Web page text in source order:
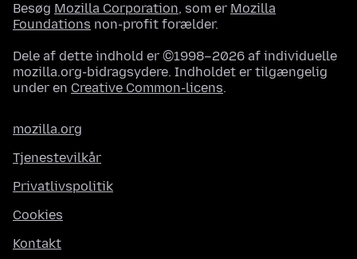
Besøg Mozilla Corporation, som er Mozilla
Foundations non-profit forælder.
Dele af dette indhold er ©1998–2026 af individuelle
mozilla.org-bidragsydere. Indholdet er tilgængelig
under en Creative Common-licens.
mozilla.org
Tjenestevilkår
Privatlivspolitik
Cookies
Kontakt